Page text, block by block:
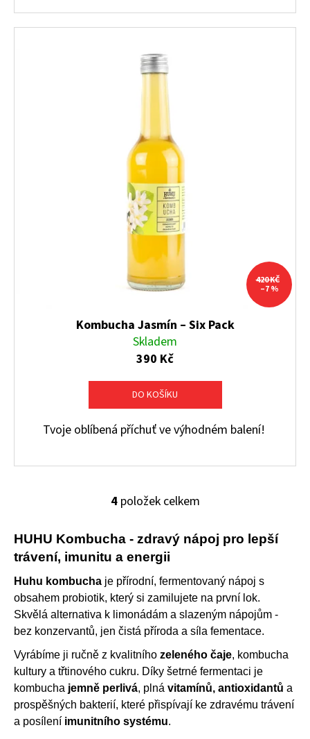
420 KČ
–7 %
Kombucha Jasmín – Six Pack
Skladem
390 Kč
DO KOŠÍKU
Tvoje oblíbená příchuť ve výhodném balení!
O
l
á
d
a
c
í
p
v
k
y
v
ý
4položek celkem
HUHU Kombucha - zdravý nápoj pro lepší
trávení, imunitu a energii
Huhu kombucha je přírodní, fermentovaný nápoj s
obsahem probiotik, který si zamilujete na první lok.
Skvělá alternativa k limonádám a slazeným nápojům -
bez konzervantů, jen čistá příroda a síla fementace.
Vyrábíme ji ručně z kvalitního zeleného čaje, kombucha
kultury a třtinového cukru. Díky šetrné fermentaci je
kombucha jemně perlivá, plná vitamínů, antioxidantů a
prospěšných bakterií, které přispívají ke zdravému trávení
a posílení imunitního systému.